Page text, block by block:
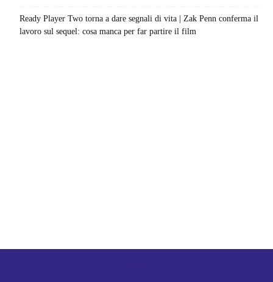
Ready Player Two torna a dare segnali di vita | Zak Penn conferma il
lavoro sul sequel: cosa manca per far partire il film